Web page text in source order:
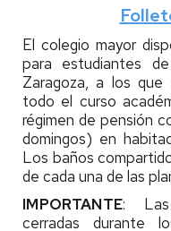
El colegio mayor
para estudiantes
Zaragoza, a los
todo el curso
régimen de pensión
domingos) en
Los baños
de cada una de las
IMPORTANTE: Las
cerradas durante